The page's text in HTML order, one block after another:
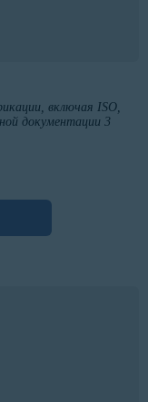
включая ISO,
документации 3